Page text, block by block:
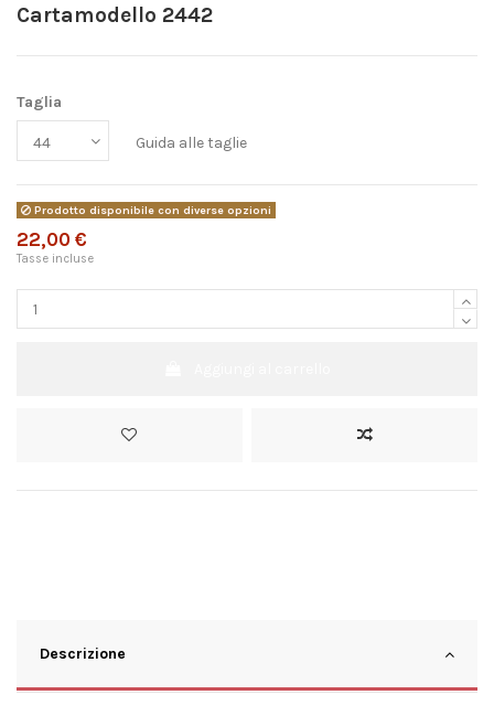
Cartamodello 2442
Taglia
Guida alle taglie
Prodotto disponibile con diverse opzioni
22,00 €
Tasse incluse
Descrizione